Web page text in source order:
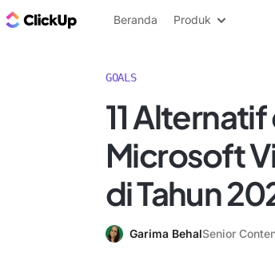
Blog ClickUp
Beranda Produk
GOALS
11
Microsoft
di Tahun
Garima BehalSenior